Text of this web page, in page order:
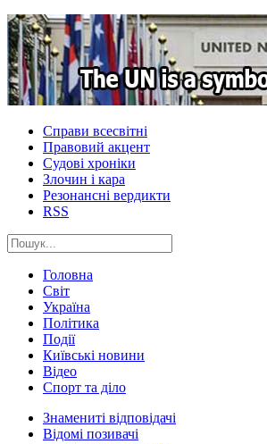
Справи всесвітні
Правовий акцент
Судові хроніки
Злочин і кара
Резонансні вердикти
RSS
Головна
Світ
Україна
Політика
Події
Київські новини
Відео
Спорт та діло
Знамениті відповідачі
Відомі позивачі